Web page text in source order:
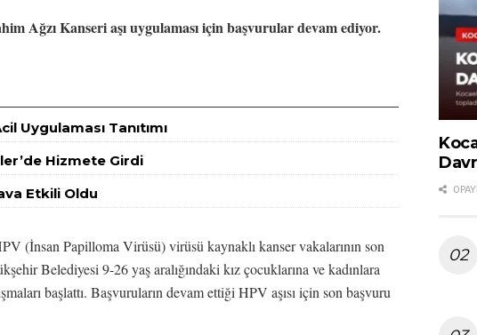
Ağzı Kanseri aşı uygulaması için başvurular devam ediyor.
Uygulaması Tanıtımı
Hizmete Girdi
Etkili Oldu
(İnsan Papilloma Virüsü) virüsü kaynaklı kanser vakalarının son
Belediyesi 9-26 yaş aralığındaki kız çocuklarına ve kadınlara
başlattı. Başvuruların devam ettiği HPV aşısı için son başvuru
0